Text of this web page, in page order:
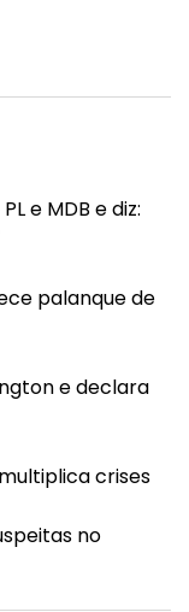
Sul, o que
hoje
com 7,31%
mil pessoas.
o tema
e lembra
de 84%
e MDB e diz:
palanque de
e declara
crises
no